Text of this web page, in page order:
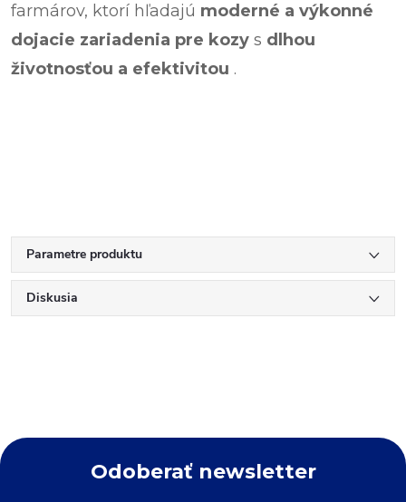
farmárov, ktorí hľadajú moderné a výkonné
dojacie zariadenia pre kozy s dlhou
životnosťou a efektivitou .
Parametre produktu
Diskusia
Odoberať newsletter